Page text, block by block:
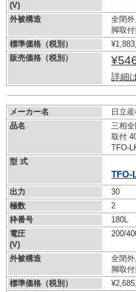
(V)
外被構造
全閉
脚取付
標準価格（税別）
販売価格（税別）
詳細
メーカー名
日立
品名
三相
取付
TFO-
型 式
TFO-
出力
30
極数
2
枠番号
180L
電圧
(V)
200/
外被構造
全閉
脚取付
標準価格（税別）